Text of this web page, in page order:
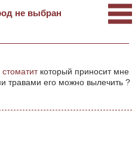
не выбран
стоматиткоторый приносит мне
травами его можно вылечить ?